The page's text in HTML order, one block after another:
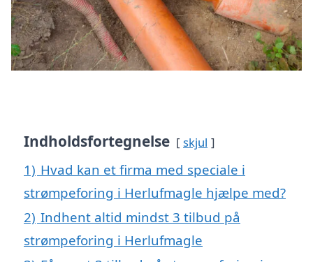
Indholdsfortegnelse skjul
1) Hvad kan et firma med speciale i
strømpeforing i Herlufmagle hjælpe med?
2) Indhent altid mindst 3 tilbud på
strømpeforing i Herlufmagle